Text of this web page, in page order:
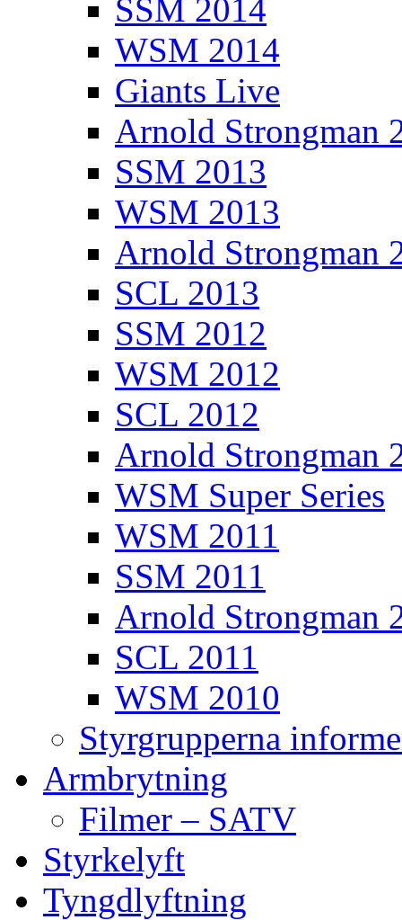
SSM 2014
WSM 2014
Giants Live
Arnold Strongman
SSM 2013
WSM 2013
Arnold Strongman
SCL 2013
SSM 2012
WSM 2012
SCL 2012
Arnold Strongman
WSM Super Series
WSM 2011
SSM 2011
Arnold Strongman
SCL 2011
WSM 2010
Styrgrupperna
Armbrytning
Filmer – SATV
Styrkelyft
Tyngdlyftning